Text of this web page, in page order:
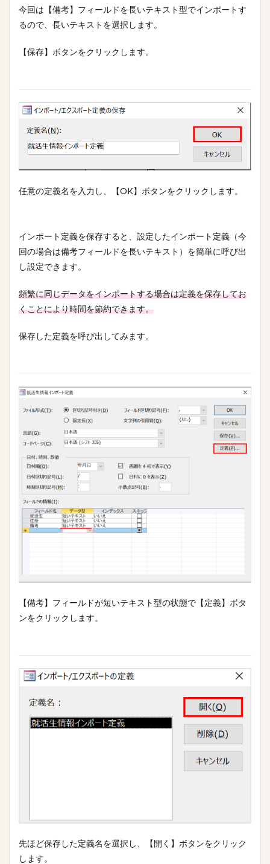
今回は【備考】フィールドを長いテキスト型でインポートす
るので、長いテキストを選択します。
【保存】ボタンをクリックします。
任意の定義名を入力し、【OK】ボタンをクリックします。
インポート定義を保存すると、設定したインポート定義（今
回の場合は備考フィールドを長いテキスト）を簡単に呼び出
し設定できます。
頻繁に同じデータをインポートする場合は定義を保存してお
くことにより時間を節約できます。
保存した定義を呼び出してみます。
【備考】フィールドが短いテキスト型の状態で【定義】ボタ
ンをクリックします。
先ほど保存した定義名を選択し、【開く】ボタンをクリック
します。